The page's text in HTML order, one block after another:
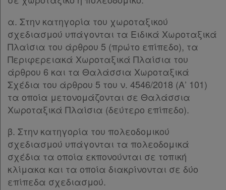
Άρθρο 47
Άρθρο 48
Άρθρο 49
Άρθρο 50
Άρθρο 51
Άρθρο 52 [-]
Παρ.1
Παρ.2
Παρ.3
Άρθρο 53
Παρ.1
Παρ.2
Άρθρο 54 [-]
Παρ.1
Παρ.2
α. Στην κατηγορία του χωροταξικού
σχεδιασμού υπάγονται τα Ειδικά Χωροταξικά
Πλαίσια του άρθρου 5 (πρώτο επίπεδο), τα
Περιφερειακά Χωροταξικά Πλαίσια του
άρθρου 6 και τα Θαλάσσια Χωροταξικά
Σχέδια του άρθρου 5 του ν. 4546/2018 (Α’ 101)
τα οποία μετονομάζονται σε Θαλάσσια
Χωροταξικά Πλαίσια (δεύτερο επίπεδο).
β. Στην κατηγορία του πολεοδομικού
σχεδιασμού υπάγονται τα πολεοδομικά
σχέδια τα οποία εκπονούνται σε τοπική
κλίμακα και τα οποία διακρίνονται σε δύο
επίπεδα σχεδιασμού.